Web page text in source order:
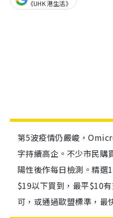
《UHK 港生活》
第5波疫情仍嚴峻，
字持續高企。不少市民購
陽性後作每日檢測。精選
$19以下買到，最平$10
可，或通過歐盟標準，最